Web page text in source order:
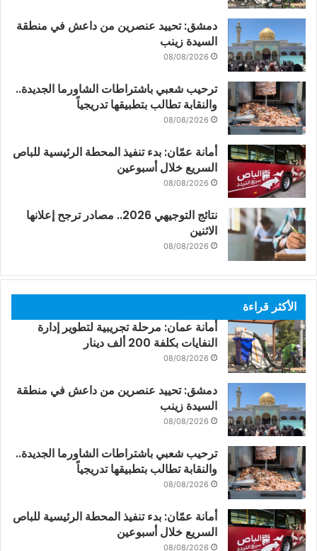
دمشق: تحييد عنصرين من داعش في منطقة
السيدة زينب
08/08/2026
ترحيب شعبي باشتراطات الشاورما الجديدة..
والنقابة تطالب بتطبيقها تدريجياً
08/08/2026
أمانة عمّان: بدء تنفيذ المحطة الرئيسية للباص
السريع خلال أسبوعين
08/08/2026
نتائج التوجيهي 2026.. مصادر ترجح إعلانها
الاثنين
08/08/2026
الأكثر قراءة
أمانة عمان: مرحلة تجريبية لتطوير إدارة
النفايات بكلفة 200 ألف دينار
08/08/2026
دمشق: تحييد عنصرين من داعش في منطقة
السيدة زينب
08/08/2026
ترحيب شعبي باشتراطات الشاورما الجديدة..
والنقابة تطالب بتطبيقها تدريجياً
08/08/2026
أمانة عمّان: بدء تنفيذ المحطة الرئيسية للباص
السريع خلال أسبوعين
08/08/2026